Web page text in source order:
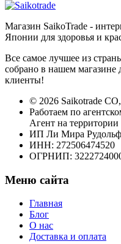
Магазин SaikoTrade -
Японии для здоровья и
Все самое лучшее из
собрано в нашем магазине
клиенты!
© 2026 Saikotrade
Работаем по
Агент на
ИП Ли Мира
ИНН: 272506474520
ОГРНИП:
Меню сайта
Главная
Блог
О нас
Доставка и оплата